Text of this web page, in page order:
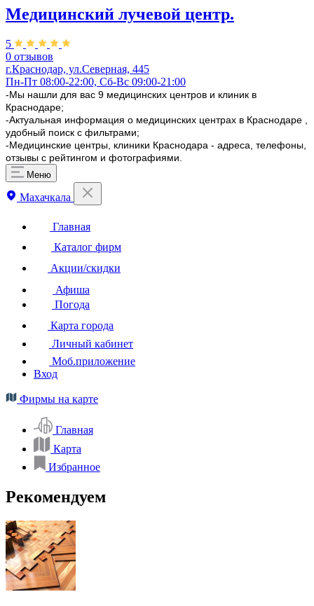
Медицинский лучевой центр.
5
0 отзывов
г.Краснодар, ул.​Северная, 445
Пн-Пт 08:00-22:00, Сб-Вс 09:00-21:00
-Мы нашли для вас 9 медицинских центров и клиник в
Краснодаре;
-Актуальная информация о медицинских центрах в Краснодаре ,
удобный поиск с фильтрами;
-Медицинские центры, клиники Краснодара - адреса, телефоны,
отзывы с рейтингом и фотографиями.
Меню
Махачкала
Главная
Каталог фирм
Акции/скидки
Афиша
Погода
Карта города
Личный кабинет
Моб.приложение
Вход
Фирмы на карте
Главная
Карта
Избранное
Рекомендуем